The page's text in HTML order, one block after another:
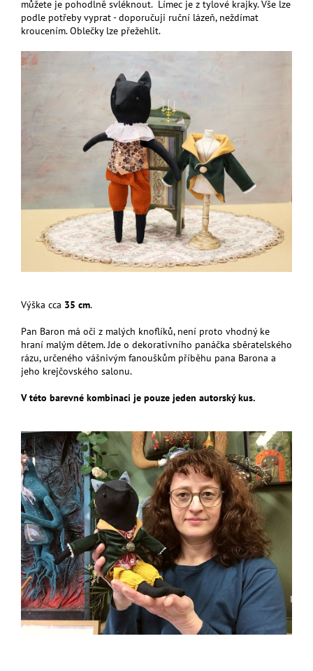
můžete je pohodlně svléknout. Límec je z tylové krajky. Vše lze
podle potřeby vyprat - doporučuji ruční lázeň, neždímat
kroucením. Oblečky lze přežehlit.
Výška cca 35 cm.
Pan Baron má oči z malých knoflíků, není proto vhodný ke
hraní malým dětem. Jde o dekorativního panáčka sběratelského
rázu, určeného vášnivým fanouškům příběhu pana Barona a
jeho krejčovského salonu.
V této barevné kombinaci je pouze jeden autorský kus.